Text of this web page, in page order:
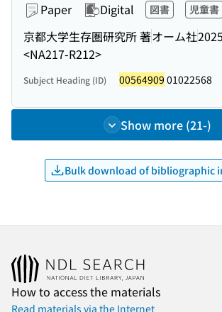
Paper Digital 図書 児童書
京都大学生存圏研究所 著オーム社
<NA217-R212>
Subject Heading (ID) 00564909 01022568
Show more (21-)
Bulk download of bibliographic
How to access the materials
Read materials via the Internet